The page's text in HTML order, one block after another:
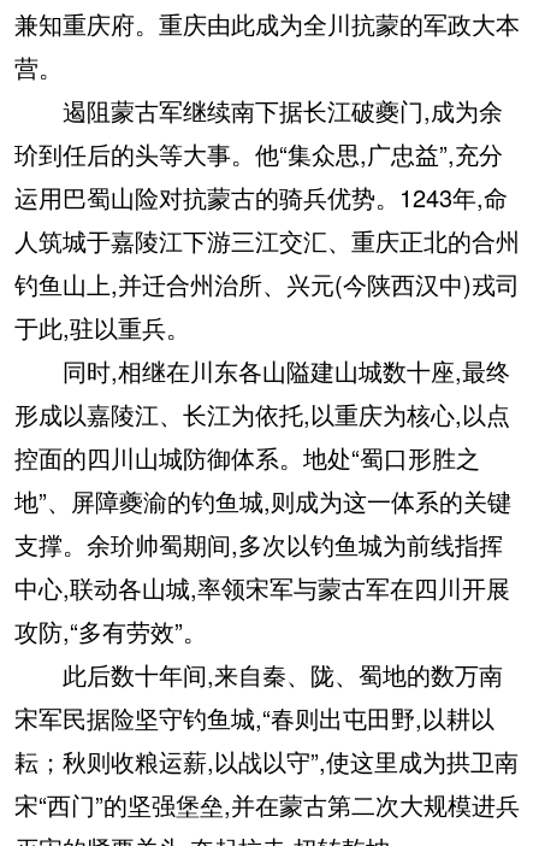
兼知重庆府。重庆由此成为全川抗蒙的军政大本
营。
遏阻蒙古军继续南下据长江破夔门,成为余
玠到任后的头等大事。他“集众思,广忠益”,充分
运用巴蜀山险对抗蒙古的骑兵优势。1243年,命
人筑城于嘉陵江下游三江交汇、重庆正北的合州
钓鱼山上,并迁合州治所、兴元(今陕西汉中)戎司
于此,驻以重兵。
同时,相继在川东各山隘建山城数十座,最终
形成以嘉陵江、长江为依托,以重庆为核心,以点
控面的四川山城防御体系。地处“蜀口形胜之
地”、屏障夔渝的钓鱼城,则成为这一体系的关键
支撑。余玠帅蜀期间,多次以钓鱼城为前线指挥
中心,联动各山城,率领宋军与蒙古军在四川开展
攻防,“多有劳效”。
此后数十年间,来自秦、陇、蜀地的数万南
宋军民据险坚守钓鱼城,“春则出屯田野,以耕以
耘；秋则收粮运薪,以战以守”,使这里成为拱卫南
宋“西门”的坚强堡垒,并在蒙古第二次大规模进兵